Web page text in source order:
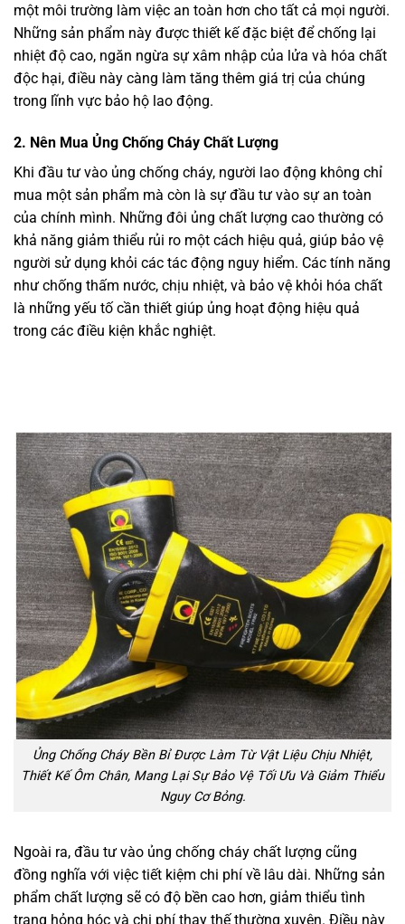
một môi trường làm việc an toàn hơn cho tất cả mọi người.
Những sản phẩm này được thiết kế đặc biệt để chống lại
nhiệt độ cao, ngăn ngừa sự xâm nhập của lửa và hóa chất
độc hại, điều này càng làm tăng thêm giá trị của chúng
trong lĩnh vực bảo hộ lao động.
2. Nên Mua Ủng Chống Cháy Chất Lượng
Khi đầu tư vào ủng chống cháy, người lao động không chỉ
mua một sản phẩm mà còn là sự đầu tư vào sự an toàn
của chính mình. Những đôi ủng chất lượng cao thường có
khả năng giảm thiểu rủi ro một cách hiệu quả, giúp bảo vệ
người sử dụng khỏi các tác động nguy hiểm. Các tính năng
như chống thấm nước, chịu nhiệt, và bảo vệ khỏi hóa chất
là những yếu tố cần thiết giúp ủng hoạt động hiệu quả
trong các điều kiện khắc nghiệt.
Ủng Chống Cháy Bền Bỉ Được Làm Từ Vật Liệu Chịu Nhiệt,
Thiết Kế Ôm Chân, Mang Lại Sự Bảo Vệ Tối Ưu Và Giảm Thiểu
Nguy Cơ Bỏng.
Ngoài ra, đầu tư vào ủng chống cháy chất lượng cũng
đồng nghĩa với việc tiết kiệm chi phí về lâu dài. Những sản
phẩm chất lượng sẽ có độ bền cao hơn, giảm thiểu tình
trạng hỏng hóc và chi phí thay thế thường xuyên. Điều này